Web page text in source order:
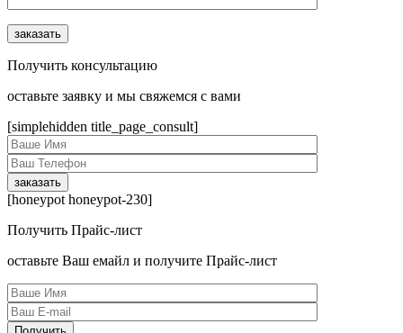
Получить консультацию
оcтавьте заявку и мы свяжемся с вами
[simplehidden title_page_consult]
[honeypot honeypot-230]
Получить Прайс-лист
оcтавьте Ваш емайл и получите Прайс-лист